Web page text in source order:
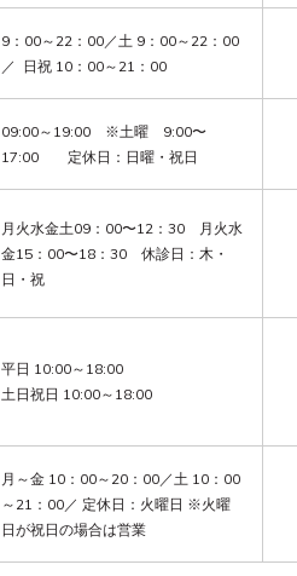
9：00～22：00／土 9：00～22：00
／  日祝 10：00～21：00
09:00～19:00　※土曜　9:00〜
17:00　　定休日：日曜・祝日
月火水金土09：00〜12：30　月火水
金15：00〜18：30　休診日：木・
日・祝
平日 10:00～18:00
土日祝日 10:00～18:00
月～金 10：00～20：00／土 10：00
～21：00／ 定休日：火曜日 ※火曜
日が祝日の場合は営業